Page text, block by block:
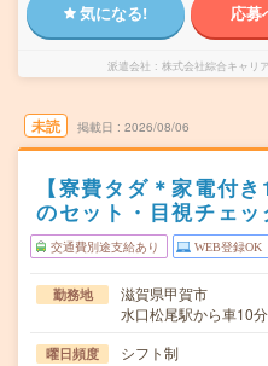
気になる! 応募
派遣会社 株式会社綜合キャリ
未読 掲載日 2026/08/06
【寮費タダ＊家電付
のセット・目視チェ
交通費別途支給あり WEB登録OK
勤務地
滋賀県甲賀市
水口松尾駅から車10分
曜日頻度 シフト制